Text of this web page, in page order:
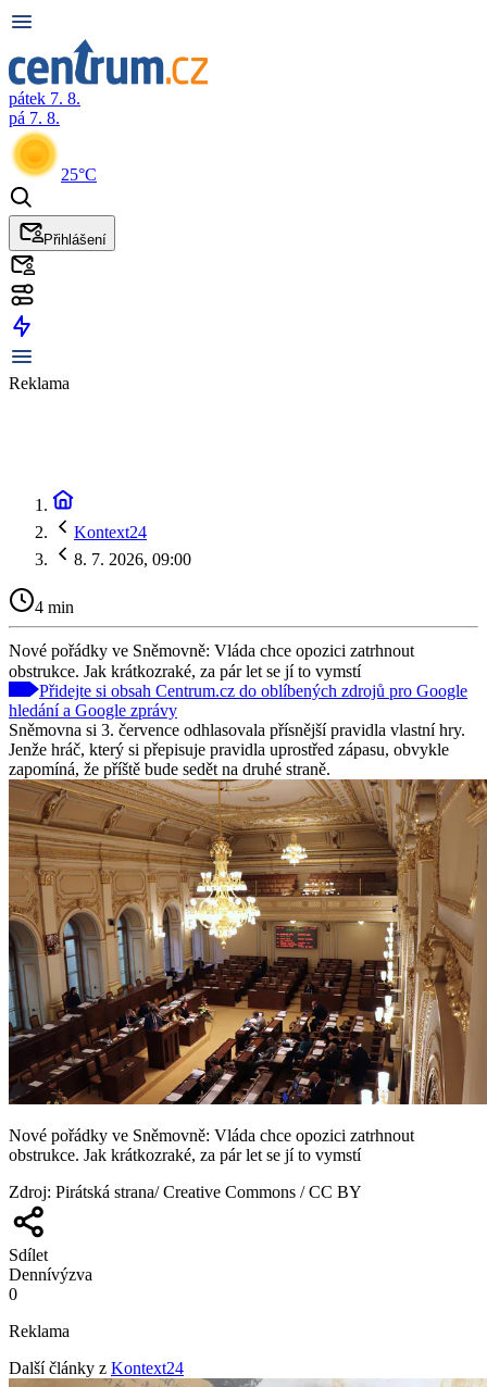
pátek 7. 8.
pá 7. 8.
25°C
Přihlášení
Reklama
Kontext24
8. 7. 2026, 09:00
4 min
Nové pořádky ve Sněmovně: Vláda chce opozici zatrhnout
obstrukce. Jak krátkozraké, za pár let se jí to vymstí
Přidejte si obsah Centrum.cz do oblíbených zdrojů pro Google
hledání a Google zprávy
Sněmovna si 3. července odhlasovala přísnější pravidla vlastní hry.
Jenže hráč, který si přepisuje pravidla uprostřed zápasu, obvykle
zapomíná, že příště bude sedět na druhé straně.
Nové pořádky ve Sněmovně: Vláda chce opozici zatrhnout
obstrukce. Jak krátkozraké, za pár let se jí to vymstí
Zdroj: Pirátská strana/ Creative Commons / CC BY
Sdílet
Dennívýzva
0
Reklama
Další články z Kontext24